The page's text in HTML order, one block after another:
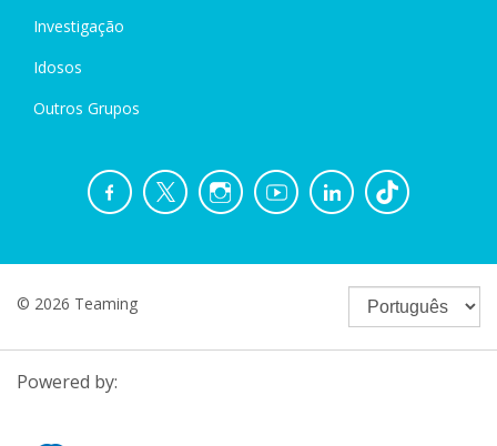
Investigação
Idosos
Outros Grupos
© 2026 Teaming
Powered by: